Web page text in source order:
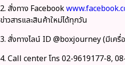
2. สั่งทาง Facebook
ข่าวสารและสินค้าใหม่ได้ทุกวัน
3. สั่งทางไลน์ ID @boxjourney (มีเครื่
4. Call center โทร 02-9619177-8,